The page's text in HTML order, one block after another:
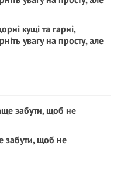
кущі та гарні,
увагу на просту, але
забути, щоб не